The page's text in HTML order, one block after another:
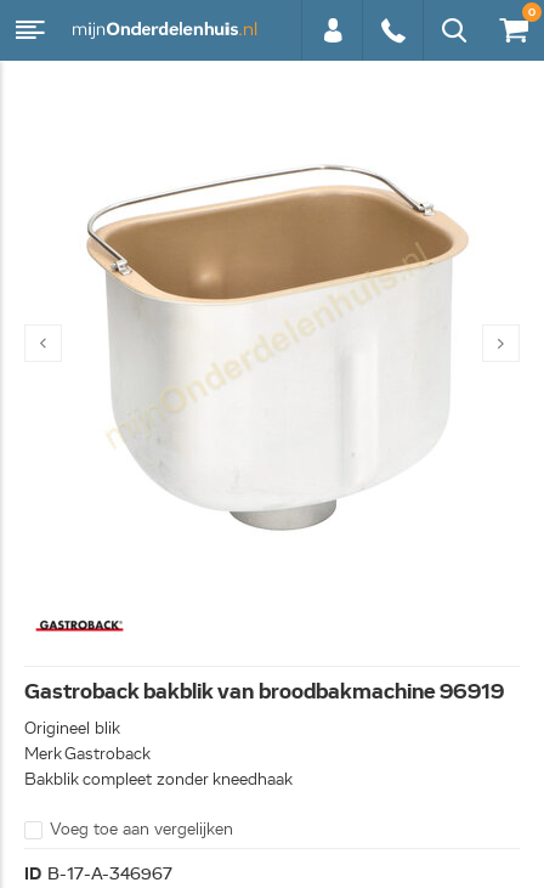
250628
0
Gastroback bakblik van broodbakmachine 96919
Origineel blik
Merk Gastroback
Bakblik compleet zonder kneedhaak
Voeg toe aan vergelijken
ID B-17-A-346967